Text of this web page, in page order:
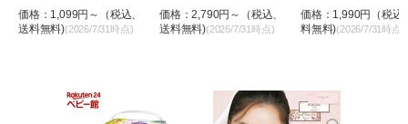
価格：1,099円～（税込、
送料無料)(2026/7/31時点)
価格：2,790円～（税込、
送料無料)(2026/7/31時点)
価格：1,990円（税込
料無料)(2026/7/31時点)